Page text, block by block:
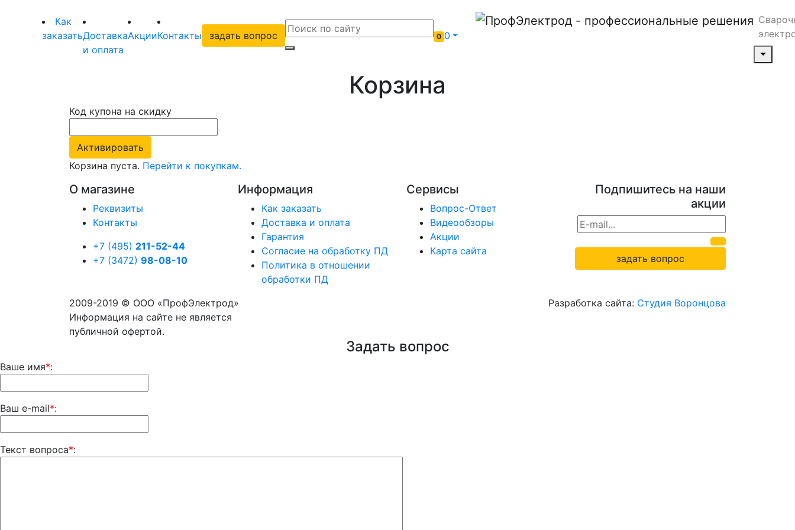
Как
заказатьДоставка
и оплата
АкцииКонтакты задать вопрос 0 0
Корзина
Код купона на скидку
Корзина пуста. Перейти к покупкам.
О магазине
Реквизиты
Контакты
+7 (495) 211-52-44
+7 (3472) 98-08-10
Информация
Как заказать
Доставка и оплата
Гарантия
Согласие на обработку ПД
Политика в отношении
обработки ПД
Сервисы
Вопрос-Ответ
Видеообзоры
Акции
Карта сайта
Подпишитесь на наши
акции
задать вопрос
2009-2019 © ООО «ПрофЭлектрод»
Информация на сайте не является
публичной офертой.
Разработка сайта: Студия Воронцова
Задать вопрос
Ваше имя*:
Ваш e-mail*:
Текст вопроса*: